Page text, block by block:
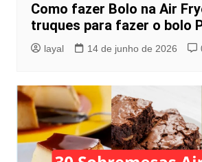
Como fazer Bolo na Air
truques para fazer o bolo
layal 14 de junho de 2026